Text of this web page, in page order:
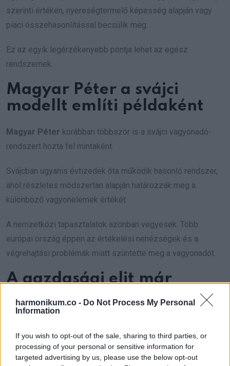
harmonikum.co - Do Not Process My Personal
Information
If you wish to opt-out of the sale, sharing to third parties, or
processing of your personal or sensitive information for
targeted advertising by us, please use the below opt-out
szerinti értéken, nyereségtermelő képesség alapján vagy
piaci összehasonlítással becsülik meg.
Ez az egyik legérzékenyebb pontja lehet az egész
rendszernek.
Magyar Péter a svájci
modellt említi példaként
Magyar Péter korábban többször is a svájci vagyonadó-
rendszert hozta fel mintaként.
Svájcban ugyanis évtizedek óta működik hasonló rendszer,
ahol részletes módszertan alapján határozzák meg a
különböző vagyonelemek értékét.
A nemzetközi tapasztalatok azonban vegyesek. Több
európai ország éppen az értékelési nehézségek és a
végrehajtási problémák miatt szüntette meg a vagyonadót.
A gazdasági elit már
reagált
is.Csányi Sándor, azOTP Bankelnöke korábban úgy
nyilatkozott, hogy nem látja még világosan a konstrukció